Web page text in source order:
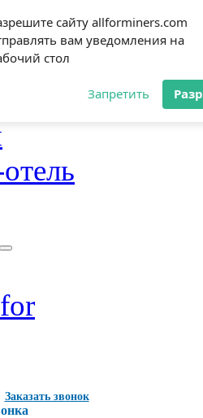
сайту allforminers.com
вам уведомления на
стол
Запретить
Заказать звонок